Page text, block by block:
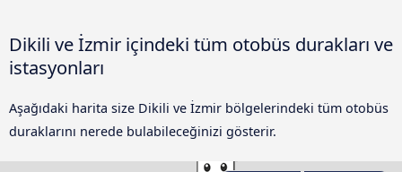
Dikili ve İzmir içindeki tüm otobüs durakları ve
istasyonları
Aşağıdaki harita size Dikili ve İzmir bölgelerindeki tüm otobüs
duraklarını nerede bulabileceğinizi gösterir.